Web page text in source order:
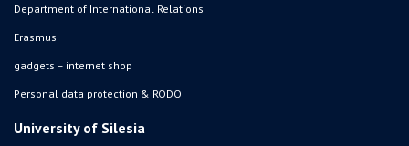
Department of International Relations
Erasmus
gadgets – internet shop
Personal data protection & RODO
University of Silesia